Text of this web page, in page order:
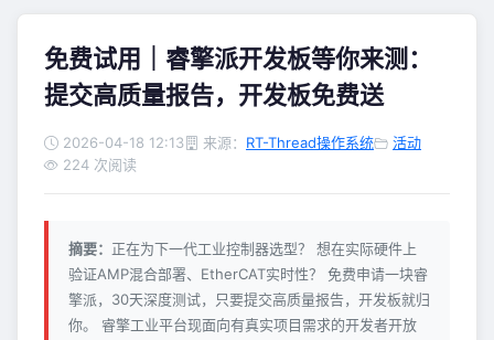
免费试用｜睿擎派开发板等你来测：
提交高质量报告，开发板免费送
2026-04-18 12:13 来源： RT-Thread操作系统
活动
224 次阅读
摘要： 正在为下一代工业控制器选型？ 想在实际硬件上
验证AMP混合部署、EtherCAT实时性？ 免费申请一块睿
擎派，30天深度测试，只要提交高质量报告，开发板就归
你。 睿擎工业平台现面向有真实项目需求的开发者开放